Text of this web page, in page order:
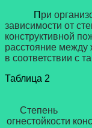
П ри
зависимости от
конструктивной
расстояние
в соответствии с
Таблица 2
Степень
огнестойкости